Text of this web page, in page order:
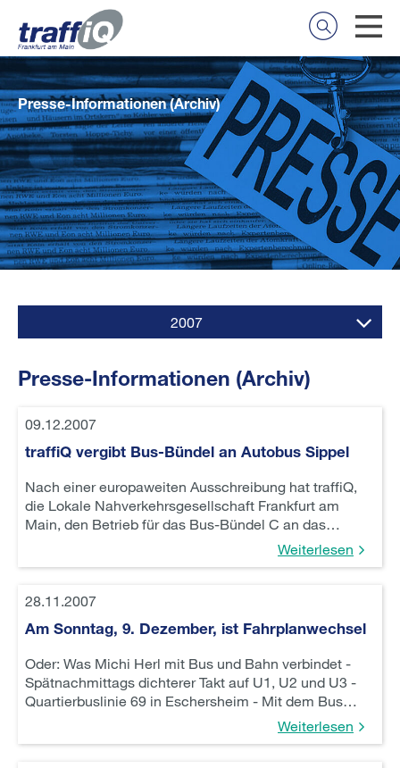
Presse-Informationen (Archiv)
2007
Presse-Informationen (Archiv)
09.12.2007
traffiQ vergibt Bus-Bündel an Autobus Sippel
Nach einer europaweiten Ausschreibung hat traffiQ,
die Lokale Nahverkehrsgesellschaft Frankfurt am
Main, den Betrieb für das Bus-Bündel C an das…
Weiterlesen
28.11.2007
Am Sonntag, 9. Dezember, ist Fahrplanwechsel
Oder: Was Michi Herl mit Bus und Bahn verbindet -
Spätnachmittags dichterer Takt auf U1, U2 und U3 -
Quartierbuslinie 69 in Eschersheim - Mit dem Bus…
Weiterlesen